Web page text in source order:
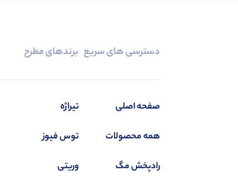
دسترسی های سریع
صفحه اصلی
همه محصولات
رادپخش مگ
برندهای مطرح
تیراژه
توس فیوز
وریتی